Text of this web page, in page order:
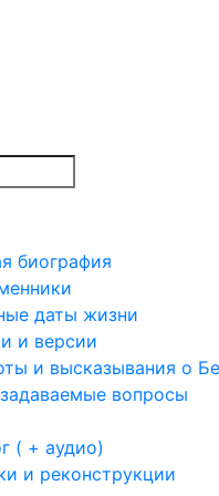
биография
даты жизни
и версии
и высказывания о
вопросы
( + аудио)
и реконструкции